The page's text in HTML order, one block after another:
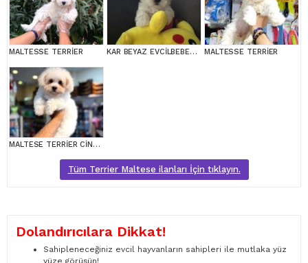
MALTESSE TERRİER KAR BEYAZ EVCİLBEBEKLER EV ÜRETİMİ MALTESSE TERRİER MALTESSE TERRİER
MALTESE TERRİER CİNSİ YAVRULAR
Tüm Terrier Maltese ilanları İçin tıklayın.
Dolandırıcılara Dikkat!
Sahipleneceğiniz evcil hayvanların sahipleri ile mutlaka yüz